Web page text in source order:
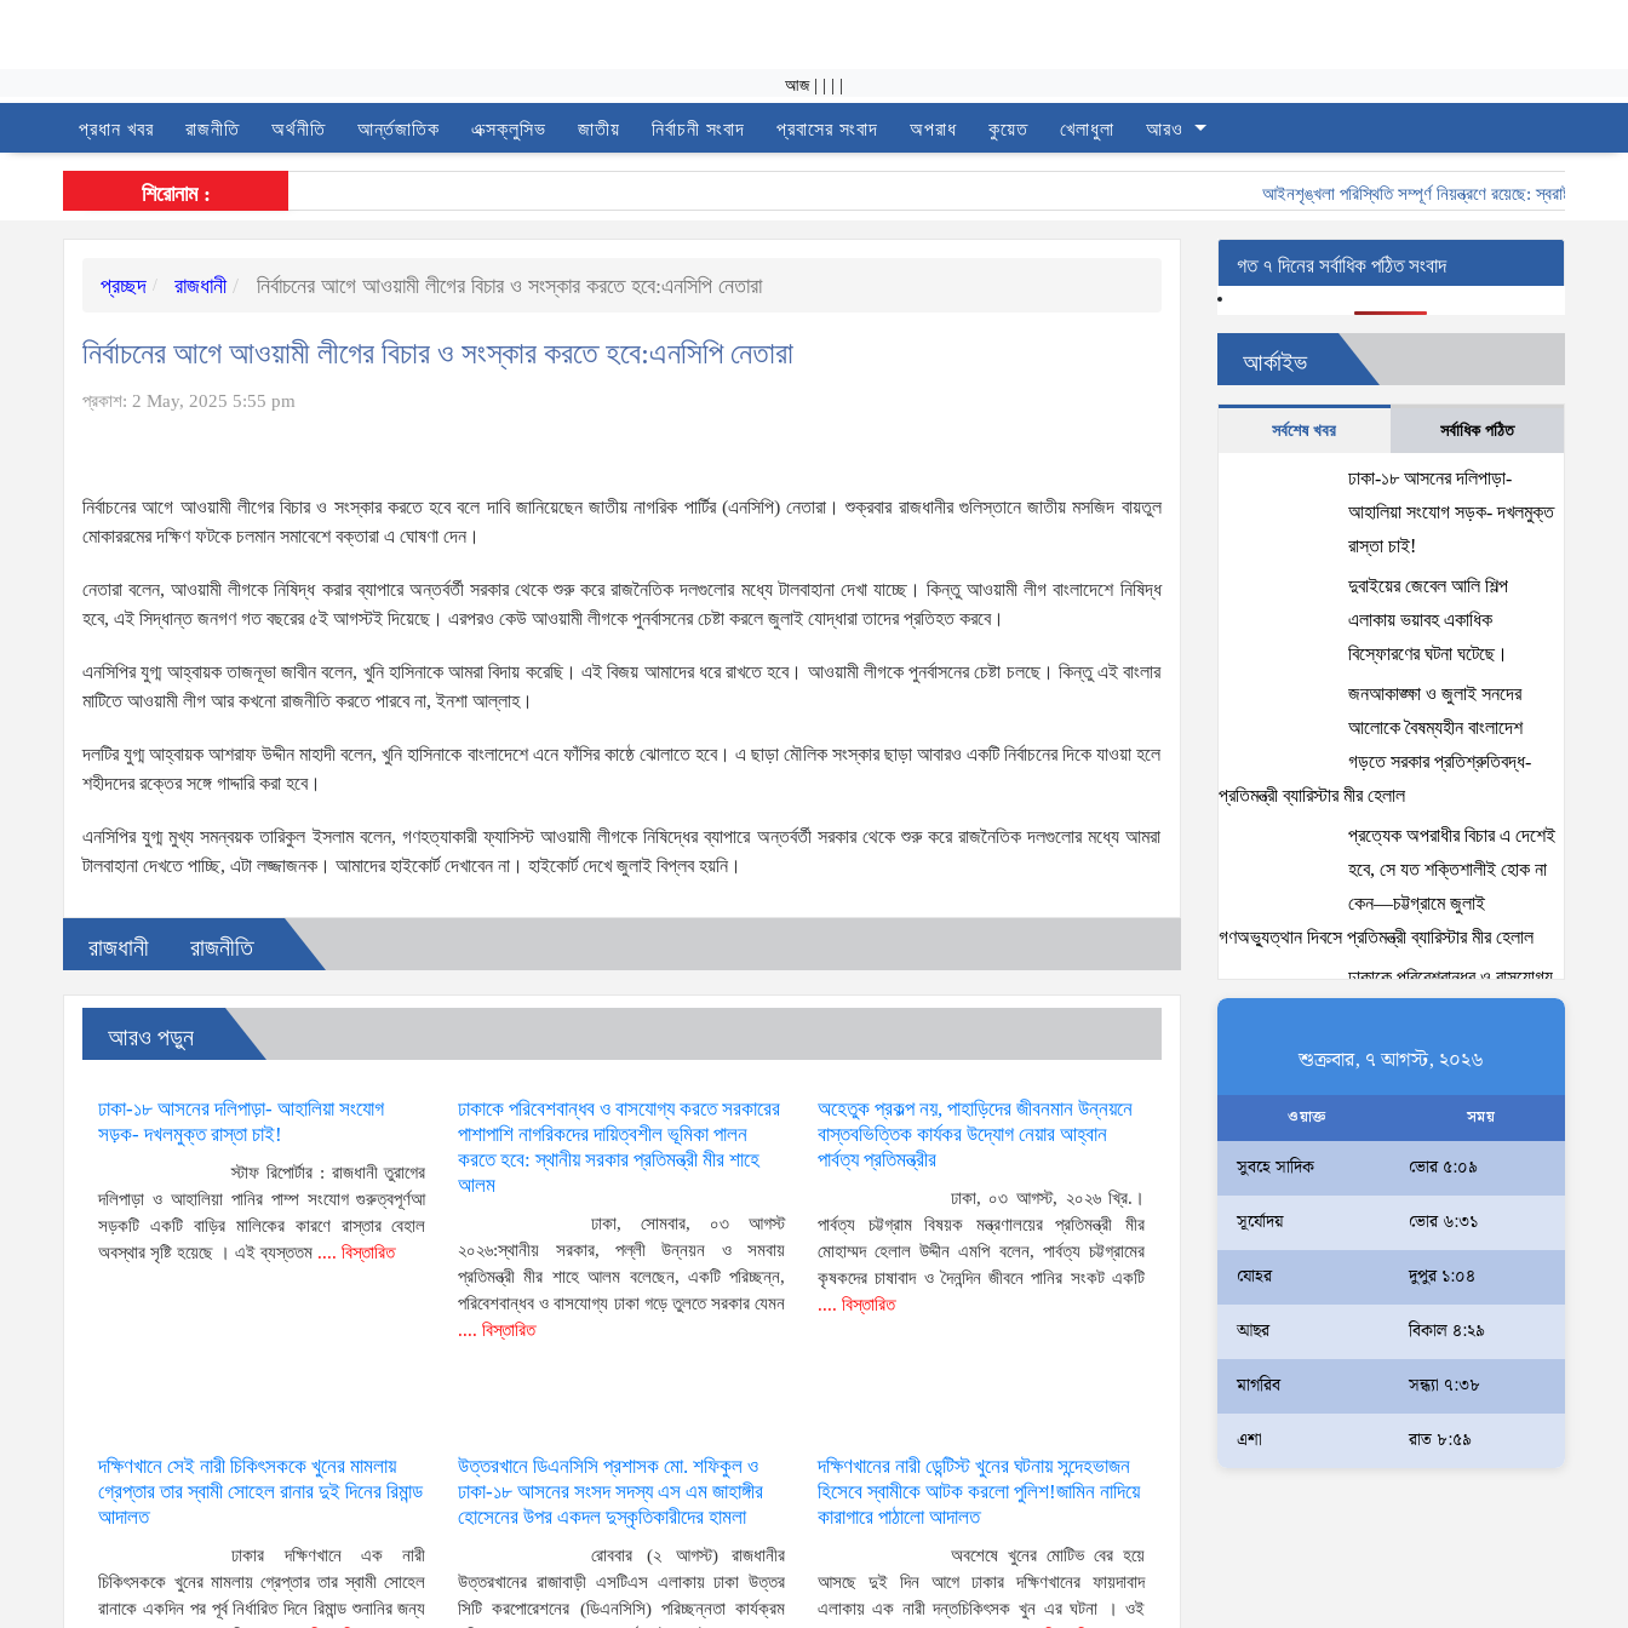
আজ
প্রধান খবর রাজনীতি অর্থনীতি আর্ন্তজাতিক এক্সক্লুসিভ জাতীয় নির্বাচনী সংবাদ প্রবাসের সংবাদ অপরাধ কুয়েত খেলাধুলা আরও
শিরোনাম : আইনশৃঙ্খলা পরিস্থিতি সম্পূর্ণ নিয়ন্ত্রণে রয়েছে: স্বরাষ্ট্রমন্ত্রী
প্রচ্ছদ রাজধানী নির্বাচনের আগে আওয়ামী লীগের বিচার ও সংস্কার করতে হবে:এনসিপি নেতারা
নির্বাচনের আগে আওয়ামী লীগের বিচার ও সংস্কার করতে হবে:এনসিপি নেতারা
প্রকাশ: 2 May, 2025 5:55 pm
নির্বাচনের আগে আওয়ামী লীগের বিচার ও সংস্কার করতে হবে বলে দাবি জানিয়েছেন জাতীয় নাগরিক পার্টির (এনসিপি) নেতারা। শুক্রবার রাজধানীর গুলিস্তানে জাতীয় মসজিদ বায়তুল
মোকাররমের দক্ষিণ ফটকে চলমান সমাবেশে বক্তারা এ ঘোষণা দেন।
নেতারা বলেন, আওয়ামী লীগকে নিষিদ্ধ করার ব্যাপারে অন্তর্বর্তী সরকার থেকে শুরু করে রাজনৈতিক দলগুলোর মধ্যে টালবাহানা দেখা যাচ্ছে। কিন্তু আওয়ামী লীগ বাংলাদেশে নিষিদ্ধ
হবে, এই সিদ্ধান্ত জনগণ গত বছরের ৫ই আগস্টই দিয়েছে। এরপরও কেউ আওয়ামী লীগকে পুনর্বাসনের চেষ্টা করলে জুলাই যোদ্ধারা তাদের প্রতিহত করবে।
এনসিপির যুগ্ম আহ্বায়ক তাজনূভা জাবীন বলেন, খুনি হাসিনাকে আমরা বিদায় করেছি। এই বিজয় আমাদের ধরে রাখতে হবে। আওয়ামী লীগকে পুনর্বাসনের চেষ্টা চলছে। কিন্তু এই বাংলার
মাটিতে আওয়ামী লীগ আর কখনো রাজনীতি করতে পারবে না, ইনশা আল্লাহ।
দলটির যুগ্ম আহ্বায়ক আশরাফ উদ্দীন মাহাদী বলেন, খুনি হাসিনাকে বাংলাদেশে এনে ফাঁসির কাষ্ঠে ঝোলাতে হবে। এ ছাড়া মৌলিক সংস্কার ছাড়া আবারও একটি নির্বাচনের দিকে যাওয়া হলে
শহীদদের রক্তের সঙ্গে গাদ্দারি করা হবে।
এনসিপির যুগ্ম মুখ্য সমন্বয়ক তারিকুল ইসলাম বলেন, গণহত্যাকারী ফ্যাসিস্ট আওয়ামী লীগকে নিষিদ্ধের ব্যাপারে অন্তর্বর্তী সরকার থেকে শুরু করে রাজনৈতিক দলগুলোর মধ্যে আমরা
টালবাহানা দেখতে পাচ্ছি, এটা লজ্জাজনক। আমাদের হাইকোর্ট দেখাবেন না। হাইকোর্ট দেখে জুলাই বিপ্লব হয়নি।
রাজধানী রাজনীতি
আরও পড়ুন
ঢাকা-১৮ আসনের দলিপাড়া- আহালিয়া সংযোগ
সড়ক- দখলমুক্ত রাস্তা চাই!
স্টাফ রিপোর্টার : রাজধানী তুরাগের
দলিপাড়া ও আহালিয়া পানির পাম্প সংযোগ গুরুত্বপূর্ণআ
সড়কটি একটি বাড়ির মালিকের কারণে রাস্তার বেহাল
অবস্থার সৃষ্টি হয়েছে । এই ব্যস্ততম .... বিস্তারিত
ঢাকাকে পরিবেশবান্ধব ও বাসযোগ্য করতে সরকারের
পাশাপাশি নাগরিকদের দায়িত্বশীল ভূমিকা পালন
করতে হবে: স্থানীয় সরকার প্রতিমন্ত্রী মীর শাহে
আলম
ঢাকা, সোমবার, ০৩ আগস্ট
২০২৬:স্থানীয় সরকার, পল্লী উন্নয়ন ও সমবায়
প্রতিমন্ত্রী মীর শাহে আলম বলেছেন, একটি পরিচ্ছন্ন,
পরিবেশবান্ধব ও বাসযোগ্য ঢাকা গড়ে তুলতে সরকার যেমন
.... বিস্তারিত
অহেতুক প্রকল্প নয়, পাহাড়িদের জীবনমান উন্নয়নে
বাস্তবভিত্তিক কার্যকর উদ্যোগ নেয়ার আহ্বান
পার্বত্য প্রতিমন্ত্রীর
ঢাকা, ০৩ আগস্ট, ২০২৬ খ্রি.।
পার্বত্য চট্টগ্রাম বিষয়ক মন্ত্রণালয়ের প্রতিমন্ত্রী মীর
মোহাম্মদ হেলাল উদ্দীন এমপি বলেন, পার্বত্য চট্টগ্রামের
কৃষকদের চাষাবাদ ও দৈনন্দিন জীবনে পানির সংকট একটি
.... বিস্তারিত
দক্ষিণখানে সেই নারী চিকিৎসককে খুনের মামলায়
গ্রেপ্তার তার স্বামী সোহেল রানার দুই দিনের রিমান্ড
আদালত
ঢাকার দক্ষিণখানে এক নারী
চিকিৎসককে খুনের মামলায় গ্রেপ্তার তার স্বামী সোহেল
রানাকে একদিন পর পূর্ব নির্ধারিত দিনে রিমান্ড শুনানির জন্য
উত্তরখানে ডিএনসিসি প্রশাসক মো. শফিকুল ও
ঢাকা-১৮ আসনের সংসদ সদস্য এস এম জাহাঙ্গীর
হোসেনের উপর একদল দুস্কৃতিকারীদের হামলা
রোববার (২ আগস্ট) রাজধানীর
উত্তরখানের রাজাবাড়ী এসটিএস এলাকায় ঢাকা উত্তর
সিটি করপোরেশনের (ডিএনসিসি) পরিচ্ছন্নতা কার্যক্রম
দক্ষিণখানের নারী ডেন্টিস্ট খুনের ঘটনায় সন্দেহভাজন
হিসেবে স্বামীকে আটক করলো পুলিশ!জামিন নাদিয়ে
কারাগারে পাঠালো আদালত
অবশেষে খুনের মোটিভ বের হয়ে
আসছে দুই দিন আগে ঢাকার দক্ষিণখানের ফায়দাবাদ
এলাকায় এক নারী দন্তচিকিৎসক খুন এর ঘটনা । ওই
গত ৭ দিনের সর্বাধিক পঠিত সংবাদ
আর্কাইভ
সর্বশেষ খবর সর্বাধিক পঠিত
ঢাকা-১৮ আসনের দলিপাড়া-
আহালিয়া সংযোগ সড়ক- দখলমুক্ত
রাস্তা চাই!
দুবাইয়ের জেবেল আলি শিল্প
এলাকায় ভয়াবহ একাধিক
বিস্ফোরণের ঘটনা ঘটেছে।
জনআকাঙ্ক্ষা ও জুলাই সনদের
আলোকে বৈষম্যহীন বাংলাদেশ
গড়তে সরকার প্রতিশ্রুতিবদ্ধ-
প্রতিমন্ত্রী ব্যারিস্টার মীর হেলাল
প্রত্যেক অপরাধীর বিচার এ দেশেই
হবে, সে যত শক্তিশালীই হোক না
কেন—চট্টগ্রামে জুলাই
গণঅভ্যুত্থান দিবসে প্রতিমন্ত্রী ব্যারিস্টার মীর হেলাল
ঢাকাকে পরিবেশবান্ধব ও বাসযোগ্য
নাগরিকদের দায়িত্বশীল ভূমিকা
ব্যারিস্টার মীর হেলাল
কার্যকর উদ্যোগ নেয়ার আহ্বান
পার্বত্য প্রতিমন্ত্রীর
খুনের মামলায় গ্রেপ্তার তার স্বামী
শুক্রবার, ৭ আগস্ট, ২০২৬
ওয়াক্ত সময়
সুবহে সাদিক ভোর ৫:০৯
সূর্যোদয় ভোর ৬:৩১
যোহর দুপুর ১:০৪
আছর বিকাল ৪:২৯
মাগরিব সন্ধ্যা ৭:৩৮
এশা রাত ৮:৫৯